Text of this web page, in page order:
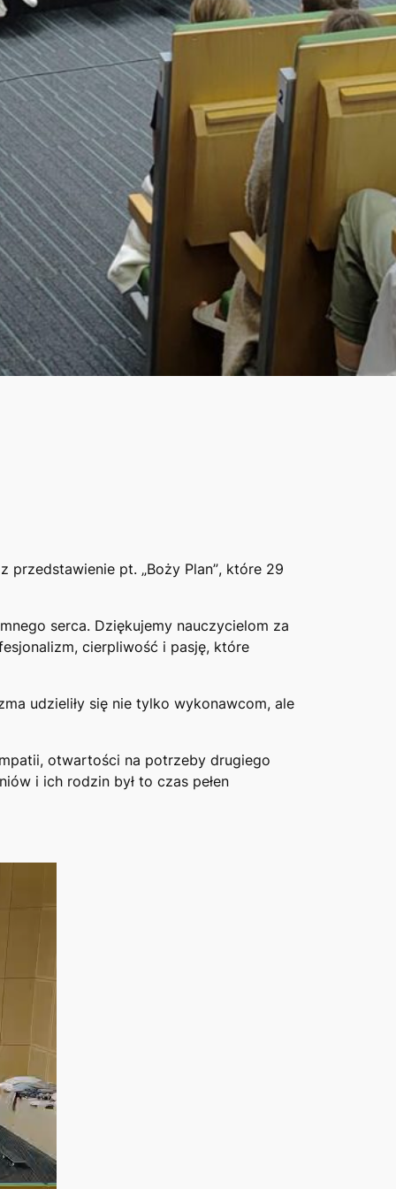
przedstawienie pt. „Boży Plan”, które 29
serca. Dziękujemy nauczycielom za
cierpliwość i pasję, które
udzieliły się nie tylko wykonawcom, ale
otwartości na potrzeby drugiego
i ich rodzin był to czas pełen